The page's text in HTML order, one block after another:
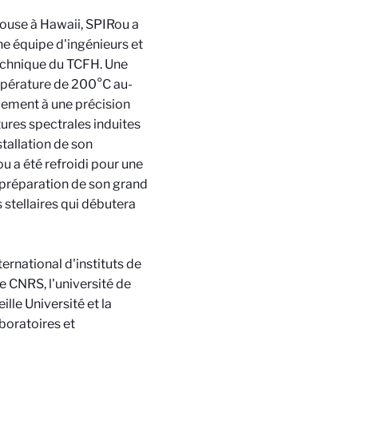
à Hawaii, SPIRou a
équipe d'ingénieurs et
du TCFH. Une
de 200°C au-
à une précision
spectrales induites
de son
a été refroidi pour une
de son grand
qui débutera
d'instituts de
CNRS, l'université de
Université et la
et